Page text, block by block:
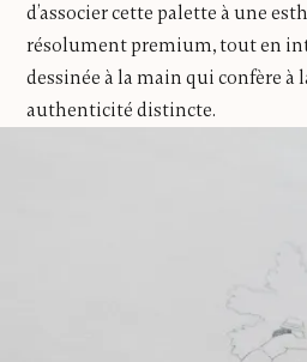
d’associer cette palette à une
résolument premium, tout en
dessinée à la main qui confère à
authenticité distincte.